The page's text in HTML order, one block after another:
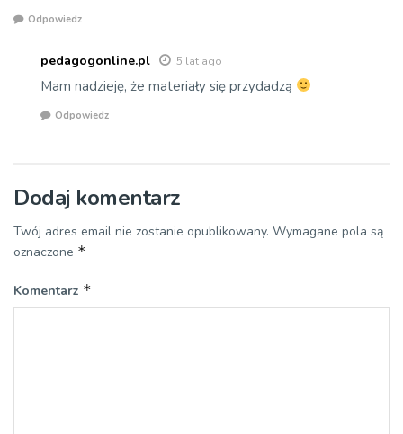
Odpowiedz
pedagogonline.pl 5 lat ago
Mam nadzieję, że materiały się przydadzą
Odpowiedz
Dodaj komentarz
Twój adres email nie zostanie opublikowany. Wymagane pola są
oznaczone *
Komentarz *